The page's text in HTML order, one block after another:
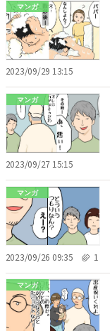
マンガ
2023/09/29 13:15
マンガ
2023/09/27 15:15
マンガ
2023/09/26 09:35 1
マンガ